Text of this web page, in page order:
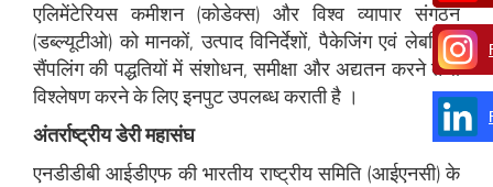
एलिमेंटेरियस कमीशन (कोडेक्स) और विश्व व्यापार संगठन
(डब्ल्यूटीओ) को मानकों, उत्पाद विनिर्देशों, पैकेजिंग एवं लेबलिंग,
सैंपलिंग की पद्धतियों में संशोधन, समीक्षा और अद्यतन करने तथा
विश्लेषण करने के लिए इनपुट उपलब्ध कराती है ।
अंतर्राष्ट्रीय डेरी महासंघ
एनडीडीबी आईडीएफ की भारतीय राष्ट्रीय समिति (आईएनसी) के